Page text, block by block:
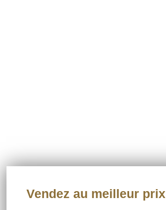
Vendez au meilleur prix